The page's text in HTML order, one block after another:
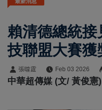
賴清德總統
技聯盟大賽
臺灣研發與創
張噬霆 Feb 03 2026
中華超傳媒 (文/ 黃俊憲)